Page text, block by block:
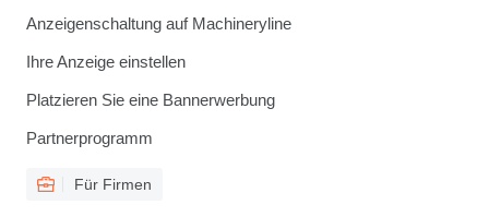
Anzeigenschaltung auf Machineryline
Ihre Anzeige einstellen
Platzieren Sie eine Bannerwerbung
Partnerprogramm
Für Firmen